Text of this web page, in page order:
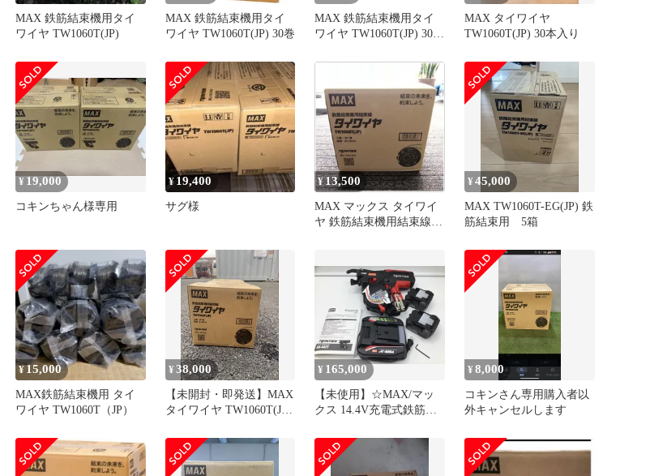
MAX 鉄筋結束機用タイ
ワイヤ TW1060T(JP)
MAX 鉄筋結束機用タイ
ワイヤ TW1060T(JP) 30巻
MAX 鉄筋結束機用タイ
ワイヤ TW1060T(JP) 30巻
MAX タイワイヤ
TW1060T(JP) 30本入り
¥ 19,000
コキンちゃん様専用
¥19,400
サグ様
¥13,500
MAX マックス タイワイ
ヤ 鉄筋結束機用結束線
品 工具
¥45,000
MAX TW1060T-EG(JP) 鉄
筋結束用 5箱
¥15,000
MAX鉄筋結束機用 タイ
ワイヤ TW1060T（JP）
¥38,000
【未開封・即発送】MAX
タイワイヤ TW1060T(JP)
¥ 165,000
【未使用】☆MAX/マッ
クス 14.4V充電式鉄筋結
442T-B2C/1450A
[ITOO0453OICG] [エコツ
ール知立店][M02]
¥8,000
コキンさん専用購入者以
外キャンセルします